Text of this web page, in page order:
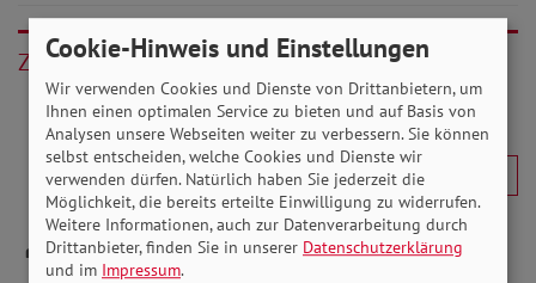
Zurück
Cookie-Hinweis und Einstellungen
Wir verwenden Cookies und Dienste von Drittanbietern, um
Ihnen einen optimalen Service zu bieten und auf Basis von
Analysen unsere Webseiten weiter zu verbessern. Sie können
selbst entscheiden, welche Cookies und Dienste wir
verwenden dürfen. Natürlich haben Sie jederzeit die
Möglichkeit, die bereits erteilte Einwilligung zu widerrufen.
Weitere Informationen, auch zur Datenverarbeitung durch
Drittanbieter, finden Sie in unserer Datenschutzerklärung
und im Impressum.